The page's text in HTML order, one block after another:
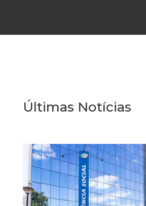
Últimas Notícias